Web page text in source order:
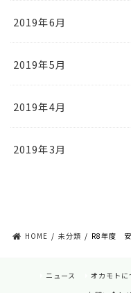
2019年6月
2019年5月
2019年4月
2019年3月
HOME 未分類 R8年度
ニュース オカモトに